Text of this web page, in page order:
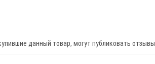
данный товар, могут публиковать отзывы.